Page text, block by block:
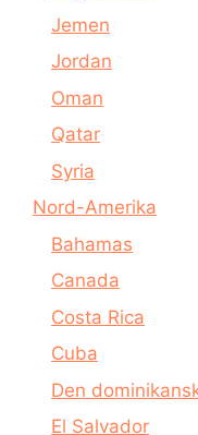
Jemen
Jordan
Oman
Qatar
Syria
Nord-Amerika
Bahamas
Canada
Costa Rica
Cuba
Den
El Salvador